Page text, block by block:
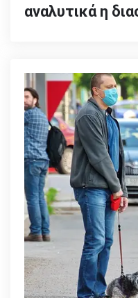
αναλυτικά η